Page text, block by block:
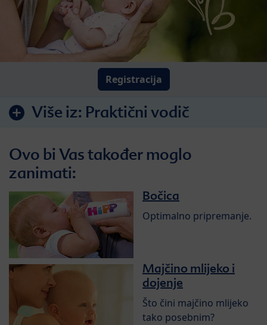
Registracija
Više iz: Praktični vodič
Ovo bi Vas također moglo
zanimati:
Bočica
Optimalno pripremanje.
Majčino mlijeko i
dojenje
Što čini majčino mlijeko
tako posebnim?